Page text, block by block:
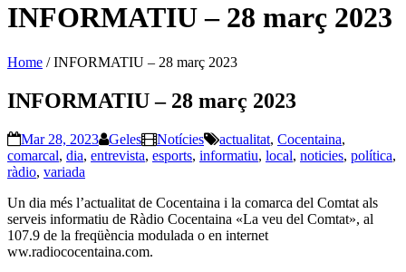
INFORMATIU – 28 març 2023
Home /INFORMATIU – 28 març 2023
INFORMATIU – 28 març 2023
Mar 28, 2023 Geles Notícies actualitat, Cocentaina,
comarcal, dia, entrevista, esports, informatiu, local, noticies, política,
ràdio, variada
Un dia més l’actualitat de Cocentaina i la comarca del Comtat als
serveis informatiu de Ràdio Cocentaina «La veu del Comtat», al
107.9 de la freqüència modulada o en internet
ww.radiococentaina.com.